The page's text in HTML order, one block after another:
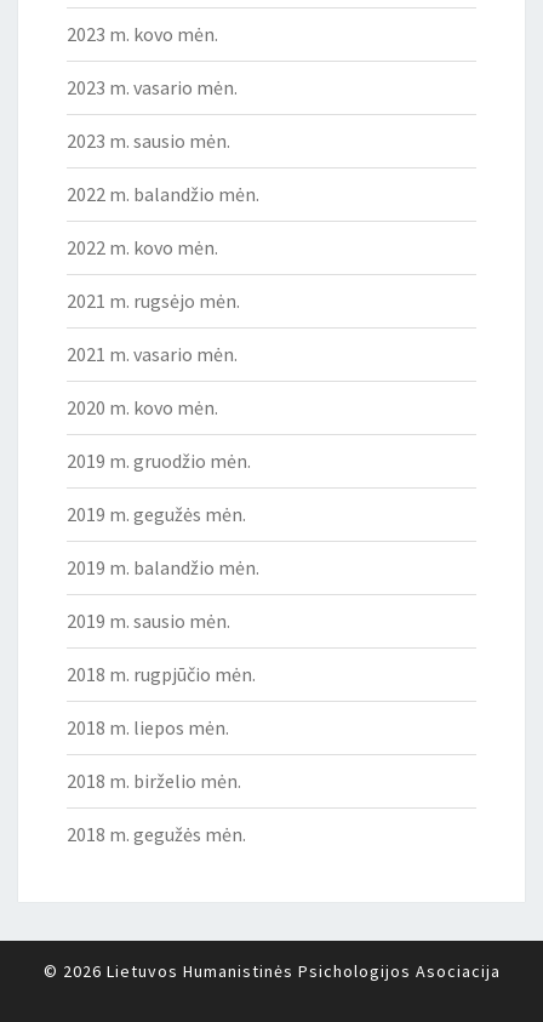
2023 m. kovo mėn.
2023 m. vasario mėn.
2023 m. sausio mėn.
2022 m. balandžio mėn.
2022 m. kovo mėn.
2021 m. rugsėjo mėn.
2021 m. vasario mėn.
2020 m. kovo mėn.
2019 m. gruodžio mėn.
2019 m. gegužės mėn.
2019 m. balandžio mėn.
2019 m. sausio mėn.
2018 m. rugpjūčio mėn.
2018 m. liepos mėn.
2018 m. birželio mėn.
2018 m. gegužės mėn.
© 2026 Lietuvos Humanistinės Psichologijos Asociacija